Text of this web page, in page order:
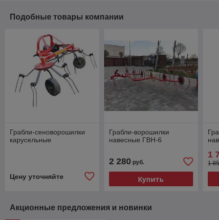
Подобные товары компании
Грабли-сеноворошилки
карусельные
Цену уточняйте
Грабли-ворошилки
навесные ГВН-6
2 280руб.
Купить
1
1
Акционные предложения и новинки